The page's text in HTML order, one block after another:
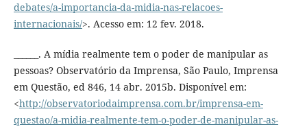
debates/a-importancia-da-midia-nas-relacoes-
internacionais/>. Acesso em: 12 fev. 2018.
______. A mídia realmente tem o poder de manipular as
pessoas? Observatório da Imprensa, São Paulo, Imprensa
em Questão, ed 846, 14 abr. 2015b. Disponível em:
<http://observatoriodaimprensa.com.br/imprensa-em-
questao/a-midia-realmente-tem-o-poder-de-manipular-as-